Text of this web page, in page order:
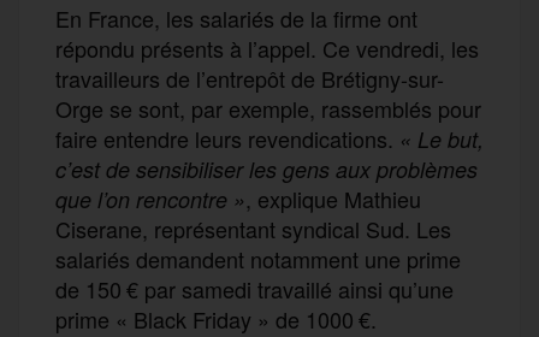
En France, les salariés de la firme ont
répondu présents à l’appel. Ce vendredi, les
travailleurs de l’entrepôt de Brétigny-sur-
Orge se sont, par exemple, rassemblés pour
faire entendre leurs revendications. « Le but,
c’est de sensibiliser les gens aux problèmes
que l’on rencontre », explique Mathieu
Ciserane, représentant syndical Sud. Les
salariés demandent notamment une prime
de 150 € par samedi travaillé ainsi qu’une
prime « Black Friday » de 1000 €.